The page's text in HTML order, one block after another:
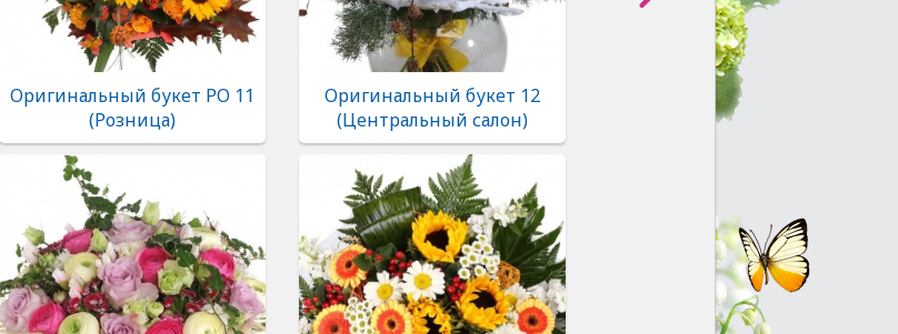
Оригинальный букет РО 11
(Розница)
Оригинальный букет 12
(Центральный салон)